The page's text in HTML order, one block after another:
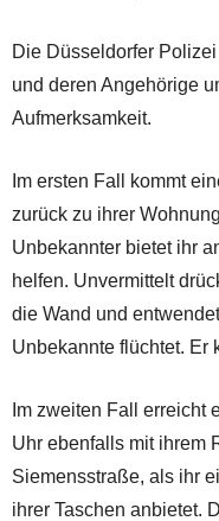
Die Düsseldorfer
und deren Angehörige
Aufmerksamkeit.
Im ersten Fall kommt
zurück zu ihrer
Unbekannter bietet ihr
helfen. Unvermittelt
die Wand und
Unbekannte flüchtet. Er
Im zweiten Fall erreicht
Uhr ebenfalls mit ihrem
Siemensstraße, als ihr
ihrer Taschen anbietet.